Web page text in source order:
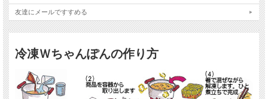
友達にメールですすめる
冷凍Ｗちゃんぽんの作り方